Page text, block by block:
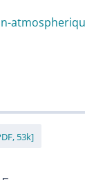
53k]